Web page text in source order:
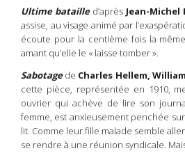
Ultime bataille d’après Jean-Michel
assise, au visage animé par
écoute pour la centième fois la
amant qu’elle le « laisse tomber ».
Sabotagede Charles Hellem,
cette pièce, représentée en 1910,
ouvrier qui achève de lire son
femme, est anxieusement penchée
lit. Comme leur fille malade semble
se rendre à une réunion syndicale.